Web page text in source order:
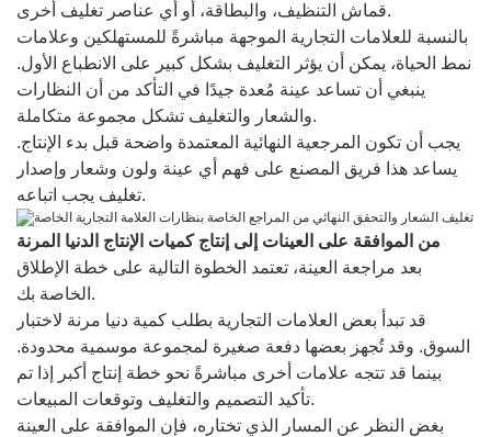
قماش التنظيف، والبطاقة، أو أي عناصر تغليف أخرى.
بالنسبة للعلامات التجارية الموجهة مباشرةً للمستهلكين وعلامات
نمط الحياة، يمكن أن يؤثر التغليف بشكل كبير على الانطباع الأول.
ينبغي أن تساعد عينة مُعدة جيدًا في التأكد من أن النظارات
والشعار والتغليف تشكل مجموعة متكاملة.
يجب أن تكون المرجعية النهائية المعتمدة واضحة قبل بدء الإنتاج.
يساعد هذا فريق المصنع على فهم أي عينة ولون وشعار وإصدار
تغليف يجب اتباعه.
من الموافقة على العينات إلى إنتاج كميات الإنتاج الدنيا المرنة
بعد مراجعة العينة، تعتمد الخطوة التالية على خطة الإطلاق
الخاصة بك.
قد تبدأ بعض العلامات التجارية بطلب كمية دنيا مرنة لاختبار
السوق. وقد تُجهز بعضها دفعة صغيرة لمجموعة موسمية محدودة.
بينما قد تتجه علامات أخرى مباشرةً نحو خطة إنتاج أكبر إذا تم
تأكيد التصميم والتغليف وتوقعات المبيعات.
بغض النظر عن المسار الذي تختاره، فإن الموافقة على العينة